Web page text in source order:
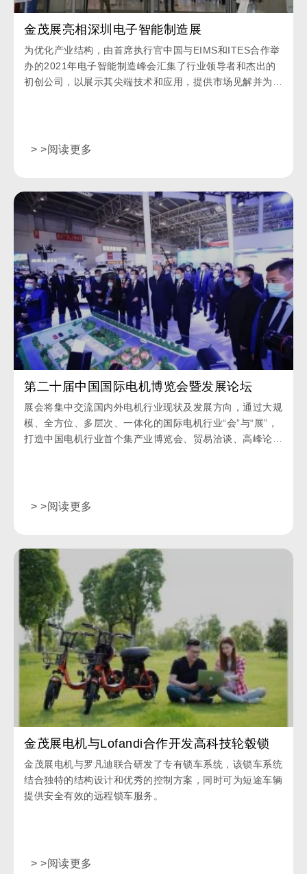
金茂展亮相深圳电子智能制造展
为优化产业结构，由首席执行官中国与EIMS和ITES合作举
办的2021年电子智能制造峰会汇集了行业领导者和杰出的
初创公司，以展示其尖端技术和应用，提供市场见解并为
> >阅读更多
第二十届中国国际电机博览会暨发展论坛
展会将集中交流国内外电机行业现状及发展方向，通过大规
模、全方位、多层次、一体化的国际电机行业“会”与“展”，
打造中国电机行业首个集产业博览会、贸易洽谈、高峰论坛
> >阅读更多
金茂展电机与Lofandi合作开发高科技轮毂锁
金茂展电机与罗凡迪联合研发了专有锁车系统，该锁车系统
结合独特的结构设计和优秀的控制方案，同时可为短途车辆
提供安全有效的远程锁车服务。
> >阅读更多